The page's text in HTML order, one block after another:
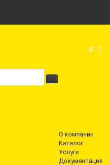
₽
О компании
Каталог
Услуги
Документация